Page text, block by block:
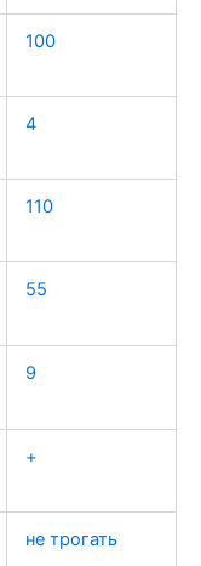
100
4
110
55
9
+
не трогать